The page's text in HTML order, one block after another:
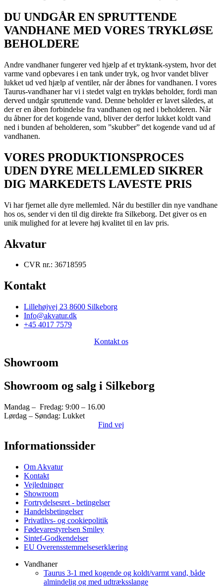
DU UNDGÅR EN SPRUTTENDE
VANDHANE MED VORES TRYKLØSE
BEHOLDERE
Andre vandhaner fungerer ved hjælp af et tryktank-system, hvor det
varme vand opbevares i en tank under tryk, og hvor vandet bliver
lukket ud ved hjælp af ventiler, når der åbnes for vandhanen. I vores
Taurus-vandhaner har vi i stedet valgt en trykløs beholder, fordi man
derved undgår spruttende vand. Denne beholder er lavet således, at
der er en åben forbindelse fra vandhanen og ned i beholderen. Når
du åbner for det kogende vand, bliver der derfor lukket koldt vand
ned i bunden af beholderen, som ”skubber” det kogende vand ud af
vandhanen.
VORES PRODUKTIONSPROCES
UDEN DYRE MELLEMLED SIKRER
DIG MARKEDETS LAVESTE PRIS
Vi har fjernet alle dyre mellemled. Når du bestiller din nye vandhane
hos os, sender vi den til dig direkte fra Silkeborg. Det giver os en
unik mulighed for at levere høj kvalitet til en lav pris.
Akvatur
CVR nr.: 36718595
Kontakt
Lillehøjvej 23 8600 Silkeborg
Info@akvatur.dk
+45 4017 7579
Kontakt os
Showroom
Showroom og salg i Silkeborg
Mandag – Fredag: 9:00 – 16.00
Lørdag – Søndag: Lukket
Find vej
Informationssider
Om Akvatur
Kontakt
Vejledninger
Showroom
Fortrydelsesret - betingelser
Handelsbetingelser
Privatlivs- og cookiepolitik
Fødevarestyrelsen Smiley
Sintef-Godkendelser
EU Overensstemmelseserklæring
Vandhaner
Taurus 3-1 med kogende og koldt/varmt vand, både
almindelig og med udtræksslange